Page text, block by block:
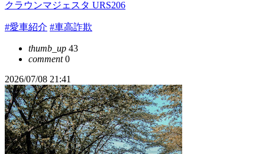
クラウンマジェスタ URS206
#愛車紹介 #車高詐欺
thumb_up 43
comment0
2026/07/08 21:41